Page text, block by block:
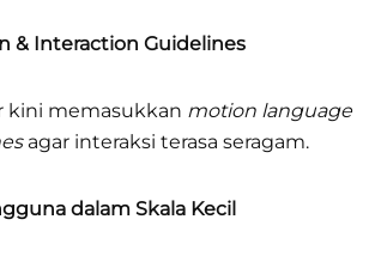
& Interaction Guidelines
kini memasukkan motion language
agar interaksi terasa seragam.
dalam Skala Kecil